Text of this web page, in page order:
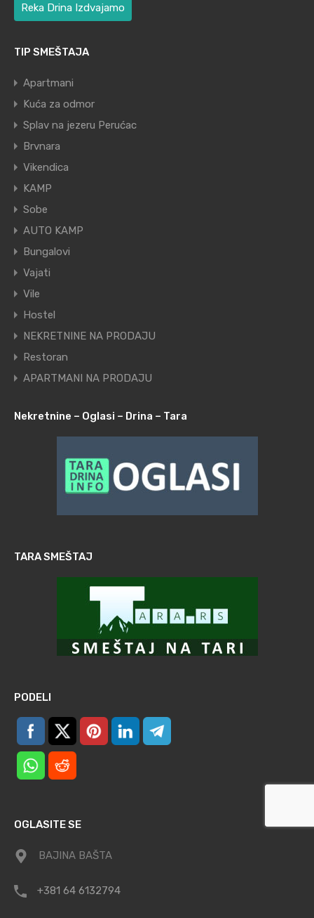
Reka Drina Izdvajamo
TIP SMEŠTAJA
Apartmani
Kuća za odmor
Splav na jezeru Perućac
Brvnara
Vikendica
KAMP
Sobe
AUTO KAMP
Bungalovi
Vajati
Vile
Hostel
NEKRETNINE NA PRODAJU
Restoran
APARTMANI NA PRODAJU
Nekretnine – Oglasi – Drina – Tara
TARA SMEŠTAJ
PODELI
OGLASITE SE
BAJINA BAŠTA
+381 64 6132794